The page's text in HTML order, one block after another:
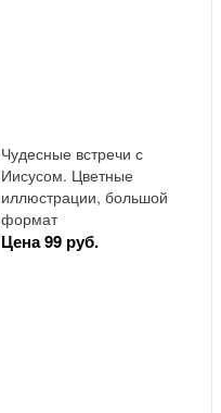
Чудесные встречи с
Иисусом. Цветные
иллюстрации, большой
формат
Цена 99 руб.